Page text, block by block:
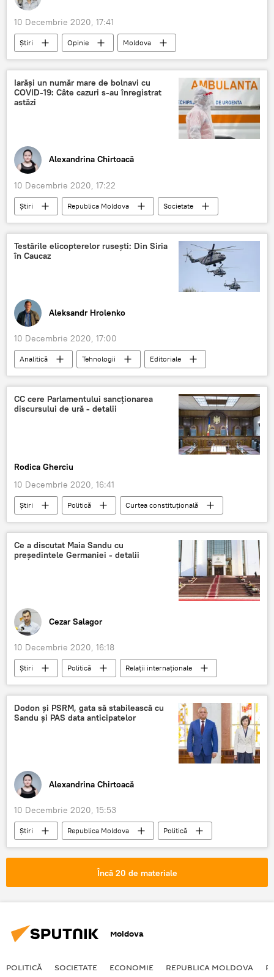
10 Decembrie 2020, 17:41
Știri Opinie
Moldova
Rusia
Ucraina
Iarăși un număr mare de bolnavi cu
COVID-19: Câte cazuri s-au înregistrat
astăzi
Alexandrina Chirtoacă
10 Decembrie 2020, 17:22
Știri Republica Moldova
Societate
Sănătate
coronavirus
COVID-19
bolnavi
spitale
Testările elicopterelor rusești: Din Siria
în Caucaz
Aleksandr Hrolenko
10 Decembrie 2020, 17:00
Analitică Tehnologii
Editoriale
testari
elicoptere
rusești
Siria
Caucaz
CC cere Parlamentului sancționarea
discursului de ură - detalii
Rodica Gherciu
10 Decembrie 2020, 16:41
Știri Politică
Curtea constituțională
Sancțiune
Parlament
Ce a discutat Maia Sandu cu
președintele Germaniei - detalii
Cezar Salagor
10 Decembrie 2020, 16:18
Știri Politică
Relații internaționale
Maia Sandu
Frank-Walter Steinmeier
Dodon și PSRM, gata să stabilească cu
Sandu și PAS data anticipatelor
Alexandrina Chirtoacă
10 Decembrie 2020, 15:53
Știri Republica Moldova
Politică
Igor Dodon
Maia Sandu
președinte
Încă 20 de materiale
Moldova
POLITICĂ SOCIETATE ECONOMIE REPUBLICA MOLDOVA